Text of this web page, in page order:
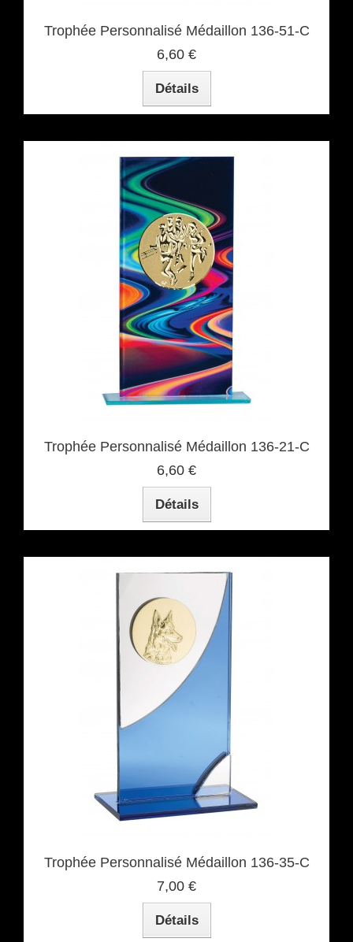
Trophée Personnalisé Médaillon 136-51-C
6,60 €
Détails
Trophée Personnalisé Médaillon 136-21-C
6,60 €
Détails
Trophée Personnalisé Médaillon 136-35-C
7,00 €
Détails